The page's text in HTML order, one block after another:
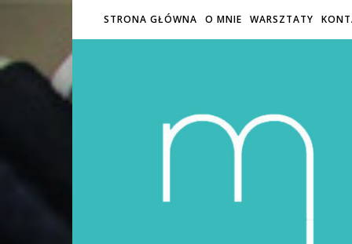
STRONA GŁÓWNA O MNIE WARSZTATY